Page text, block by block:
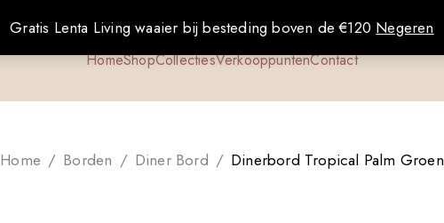
Gratis Lenta Living waaier bij besteding boven de €120 Negeren
HomeShopCollectiesVerkooppuntenContact
Home / Borden / Diner Bord / Dinerbord Tropical Palm Groen